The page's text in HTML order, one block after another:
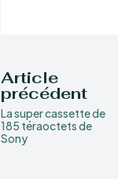
Article
précédent
La super cassette de
185 téraoctets de
Sony